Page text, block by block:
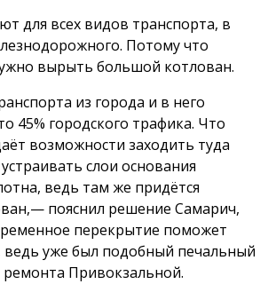
для всех видов транспорта, в
Потому что
вырыть большой котлован.
из города и в него
45% городского трафика. Что
возможности заходить туда
слои основания
ведь там же придётся
пояснил решение Самарич,
перекрытие поможет
уже был подобный печальный
Привокзальной.